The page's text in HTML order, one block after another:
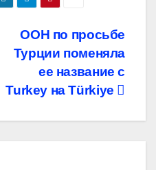
ООН по просьбе
Турции поменяла
ее название с
Turkey на Türkiye